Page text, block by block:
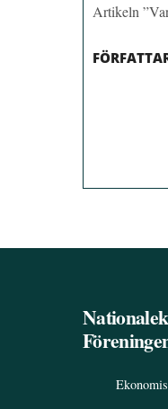
Artikeln